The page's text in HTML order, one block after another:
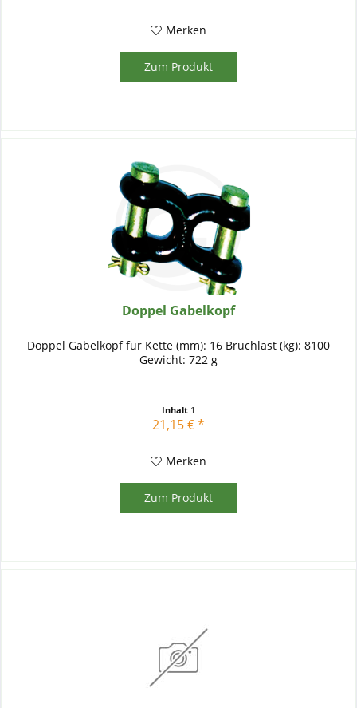
Merken
Zum Produkt
Doppel Gabelkopf
Doppel Gabelkopf für Kette (mm): 16 Bruchlast (kg): 8100
Gewicht: 722 g
Inhalt 1
21,15 € *
Merken
Zum Produkt